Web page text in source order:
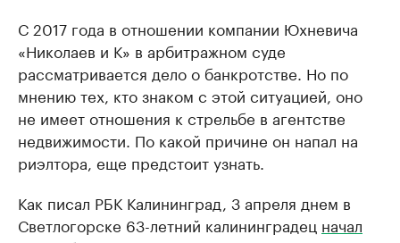
С 2017 года в отношении компании Юхневича
«Николаев и К» в арбитражном суде
рассматривается дело о банкротстве. Но по
мнению тех, кто знаком с этой ситуацией, оно
не имеет отношения к стрельбе в агентстве
недвижимости. По какой причине он напал на
риэлтора, еще предстоит узнать.
Как писал РБК Калининград, 3 апреля днем в
Светлогорске 63-летний калининградец начал